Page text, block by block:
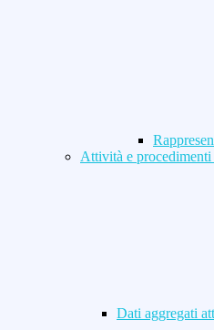
Attività e procedimenti
Dati aggregati